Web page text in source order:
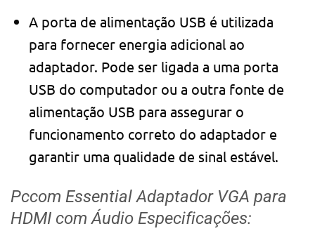
A porta de alimentação USB é utilizada
para fornecer energia adicional ao
adaptador. Pode ser ligada a uma porta
USB do computador ou a outra fonte de
alimentação USB para assegurar o
funcionamento correto do adaptador e
garantir uma qualidade de sinal estável.
Pccom Essential Adaptador VGA para
HDMI com Áudio Especificações: